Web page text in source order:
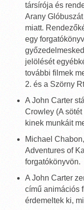
társírója és
Arany
miatt.
egy
jelölését
további filmek
2. és a Szörny
A John Carter
Crowley (A
kinek munkáit
Michael
Adventures of
forgatókönyvön.
A John Carter
című animációs
érdemeltek ki,